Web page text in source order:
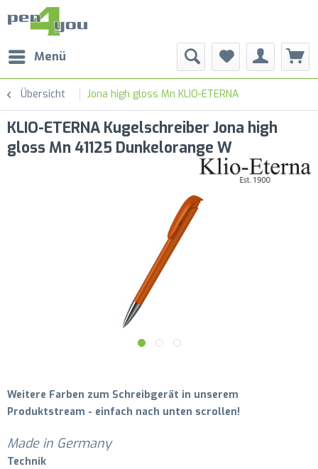
Menü
Übersicht Jona high gloss Mn KLIO-ETERNA
KLIO-ETERNA Kugelschreiber Jona high
gloss Mn 41125 Dunkelorange W
Weitere Farben zum Schreibgerät in unserem
Produktstream - einfach nach unten scrollen!
Made in Germany
Technik